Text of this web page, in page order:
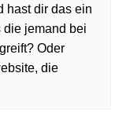
hast dir das ein
die jemand bei
Oder
die